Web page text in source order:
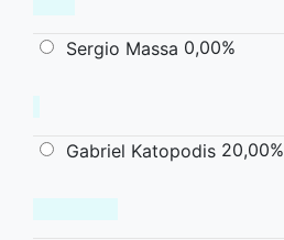
Sergio Massa 0,00%
Gabriel Katopodis 20,00%